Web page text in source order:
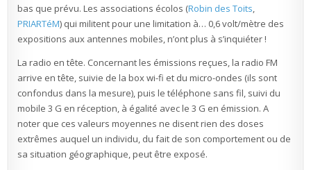
bas que prévu. Les associations écolos (Robin des Toits,
PRIARTéM) qui militent pour une limitation à… 0,6 volt/mètre des
expositions aux antennes mobiles, n’ont plus à s’inquiéter !
La radio en tête. Concernant les émissions reçues, la radio FM
arrive en tête, suivie de la box wi-fi et du micro-ondes (ils sont
confondus dans la mesure), puis le téléphone sans fil, suivi du
mobile 3 G en réception, à égalité avec le 3 G en émission. A
noter que ces valeurs moyennes ne disent rien des doses
extrêmes auquel un individu, du fait de son comportement ou de
sa situation géographique, peut être exposé.